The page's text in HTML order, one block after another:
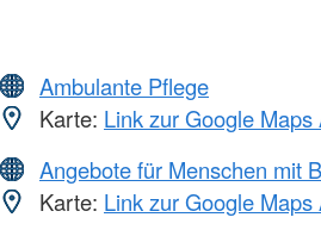
Ambulante Pflege
Karte: Link zur Google Maps
Angebote für Menschen mit
Karte: Link zur Google Maps